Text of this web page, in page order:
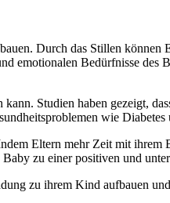
Durch das Stillen können
emotionalen Bedürfnisse des
Studien haben gezeigt,
wie
Eltern mehr Zeit mit ihrem
zu einer positiven und
zu ihrem Kind aufbauen